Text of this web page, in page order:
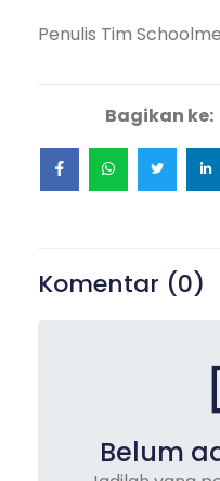
Penulis Tim
Bagikan ke:
Komentar (0)
Belum